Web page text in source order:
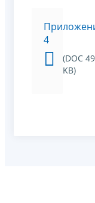
4
(DOC 49
KB)